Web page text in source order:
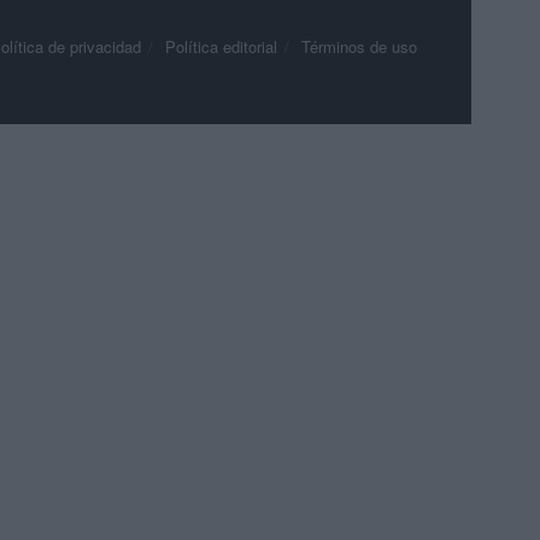
de privacidad Política editorial Términos de uso